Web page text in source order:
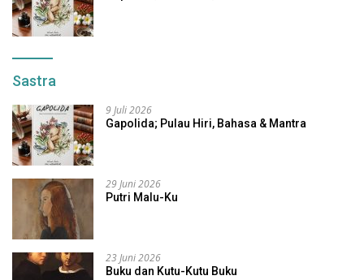
Sastra
9 Juli 2026
Gapolida; Pulau Hiri, Bahasa & Mantra
29 Juni 2026
Putri Malu-Ku
23 Juni 2026
Buku dan Kutu-Kutu Buku